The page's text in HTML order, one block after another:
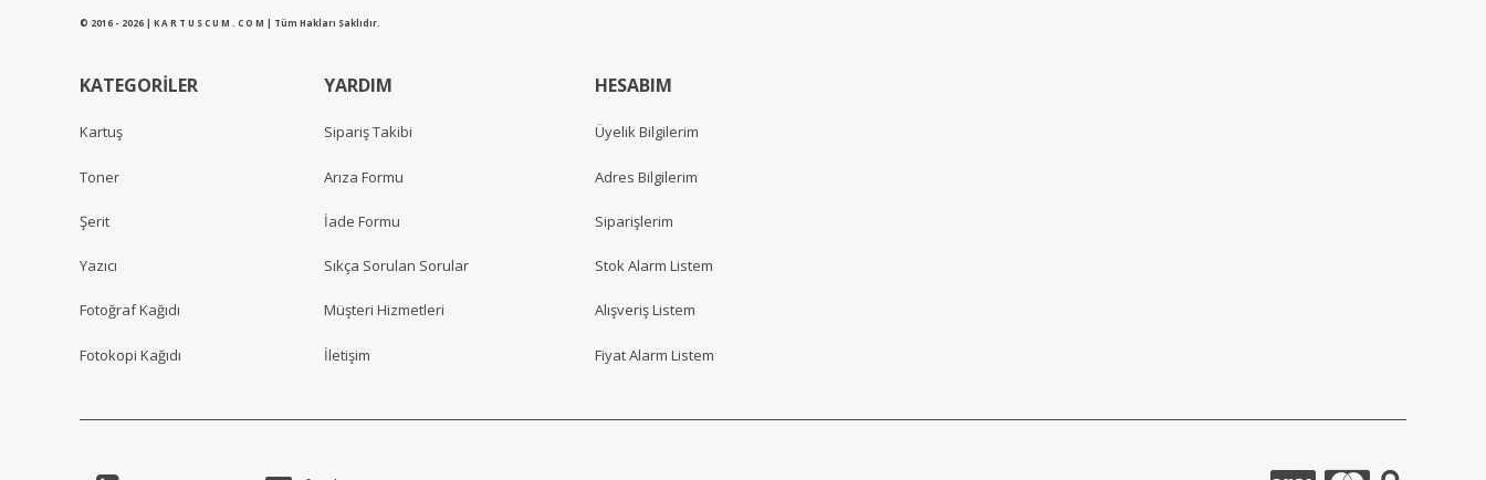
© 2016 - 2026 | K A R T U S C U M . C O M | Tüm Hakları Saklıdır.
KATEGORİLER
Kartuş
Toner
Şerit
Yazıcı
Fotoğraf Kağıdı
Fotokopi Kağıdı
YARDIM
Sipariş Takibi
Arıza Formu
İade Formu
Sıkça Sorulan Sorular
Müşteri Hizmetleri
İletişim
HESABIM
Üyelik Bilgilerim
Adres Bilgilerim
Siparişlerim
Stok Alarm Listem
Alışveriş Listem
Fiyat Alarm Listem